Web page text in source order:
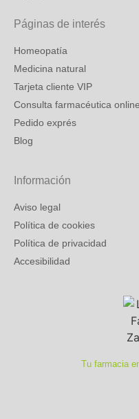
Páginas de interés
Homeopatía
Medicina natural
Tarjeta cliente VIP
Consulta farmacéutica online
Pedido exprés
Blog
Información
Aviso legal
Política de cookies
Política de privacidad
Accesibilidad
Tu farmacia